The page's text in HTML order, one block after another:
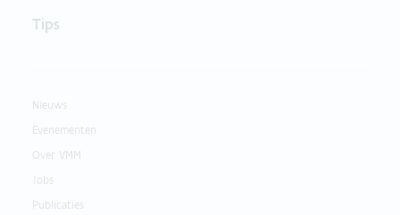
Tips
Nieuws
Evenementen
Over VMM
Jobs
Publicaties